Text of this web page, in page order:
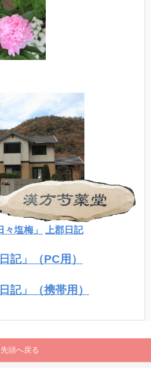
塩梅」 上郡日記
記」（PC用）
記」（携帯用）
先頭へ戻る